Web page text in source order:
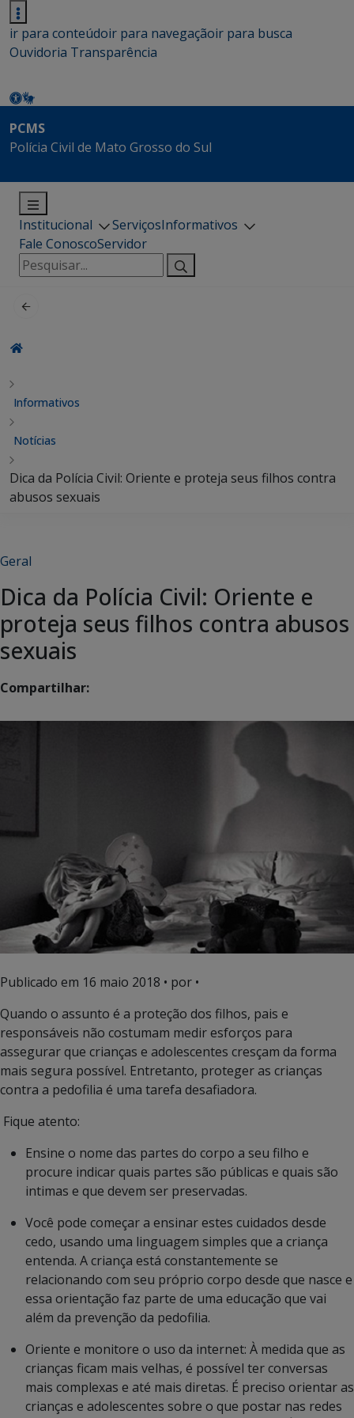
ir para conteúdoir para navegaçãoir para busca
Ouvidoria Transparência
PCMS
Polícia Civil de Mato Grosso do Sul
Institucional ServiçosInformativos
Fale ConoscoServidor
Pesquisar
por:
Informativos
Notícias
Dica da Polícia Civil: Oriente e proteja seus filhos contra
abusos sexuais
Geral
Dica da Polícia Civil: Oriente e
proteja seus filhos contra abusos
sexuais
Compartilhar:
Publicado em 16 maio 2018 • por •
Quando o assunto é a proteção dos filhos, pais e
responsáveis não costumam medir esforços para
assegurar que crianças e adolescentes cresçam da forma
mais segura possível. Entretanto, proteger as crianças
contra a pedofilia é uma tarefa desafiadora.
Fique atento:
Ensine o nome das partes do corpo a seu filho e
procure indicar quais partes são públicas e quais são
intimas e que devem ser preservadas.
Você pode começar a ensinar estes cuidados desde
cedo, usando uma linguagem simples que a criança
entenda. A criança está constantemente se
relacionando com seu próprio corpo desde que nasce e
essa orientação faz parte de uma educação que vai
além da prevenção da pedofilia.
Oriente e monitore o uso da internet: À medida que as
crianças ficam mais velhas, é possível ter conversas
mais complexas e até mais diretas. É preciso orientar as
crianças e adolescentes sobre o que postar nas redes